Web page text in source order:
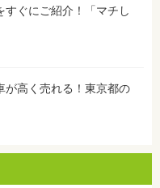
すぐにご紹介！「マチし
が高く売れる！東京都の